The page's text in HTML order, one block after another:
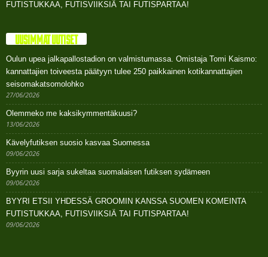
FUTISTUKKAA, FUTISVIIKSIÄ TAI FUTISPARTAA!
UUSIMMAT UUTISET
Oulun upea jalkapallostadion on valmistumassa. Omistaja Tomi Kaismo:
kannattajien toiveesta päätyyn tulee 250 paikkainen kotikannattajien
seisomakatsomolohko
27/06/2026
Olemmeko me kaksikymmentäkuusi?
13/06/2026
Kävelyfutiksen suosio kasvaa Suomessa
09/06/2026
Byyrin uusi sarja sukeltaa suomalaisen futiksen sydämeen
09/06/2026
BYYRI ETSII YHDESSÄ GROOMIN KANSSA SUOMEN KOMEINTA
FUTISTUKKAA, FUTISVIIKSIÄ TAI FUTISPARTAA!
09/06/2026